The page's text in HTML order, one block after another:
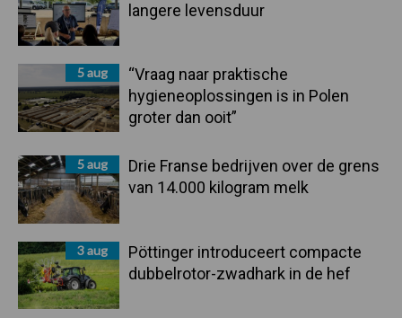
langere levensduur
5 aug
“Vraag naar praktische
hygieneoplossingen is in Polen
groter dan ooit”
5 aug
Drie Franse bedrijven over de grens
van 14.000 kilogram melk
3 aug
Pöttinger introduceert compacte
dubbelrotor-zwadhark in de hef